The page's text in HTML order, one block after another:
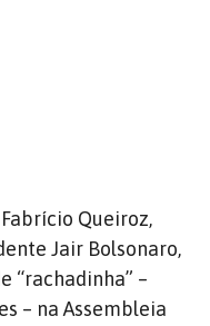
Queiroz,
Jair Bolsonaro,
“rachadinha” –
– na Assembleia